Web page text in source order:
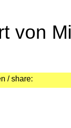
von
/ share: